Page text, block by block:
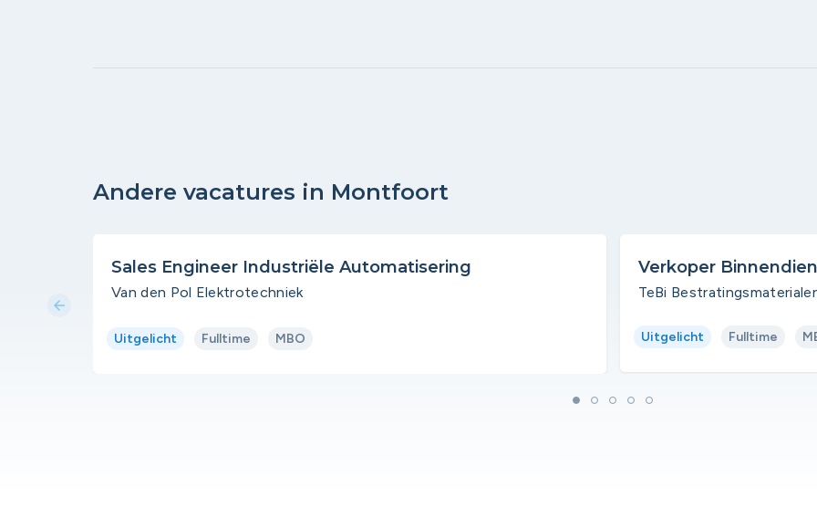
Andere vacatures in Montfoort
Sales Engineer Industriële Automatisering
Van den Pol Elektrotechniek
Uitgelicht Fulltime MBO
Verkoper
TeBi
Uitgelicht Fulltime
arrow_back